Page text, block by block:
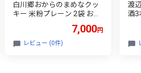
白川郷おからのまめなクッ
キー 米粉プレーン 2袋 おか
らクッキー 国産 米粉 お菓
子 おやつ 焼き菓子 7000円
[S911]
7,000円
レビュー (0件)
渡
酒3
酒
高
日